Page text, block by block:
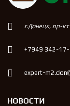
г.Донецк, пр-
+7949 342-
expert-
НОВОСТИ